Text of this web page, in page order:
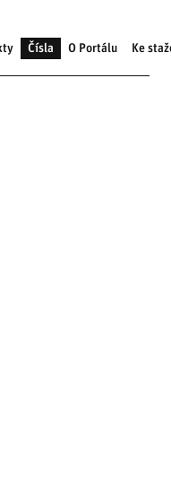
Čísla O Portálu Ke